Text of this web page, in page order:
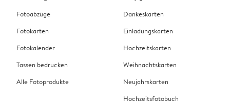
Fotoabzüge
Fotokarten
Fotokalender
Tassen bedrucken
Alle Fotoprodukte
Dankeskarten
Einladungskarten
Hochzeitskarten
Weihnachtskarten
Neujahrskarten
Hochzeitsfotobuch